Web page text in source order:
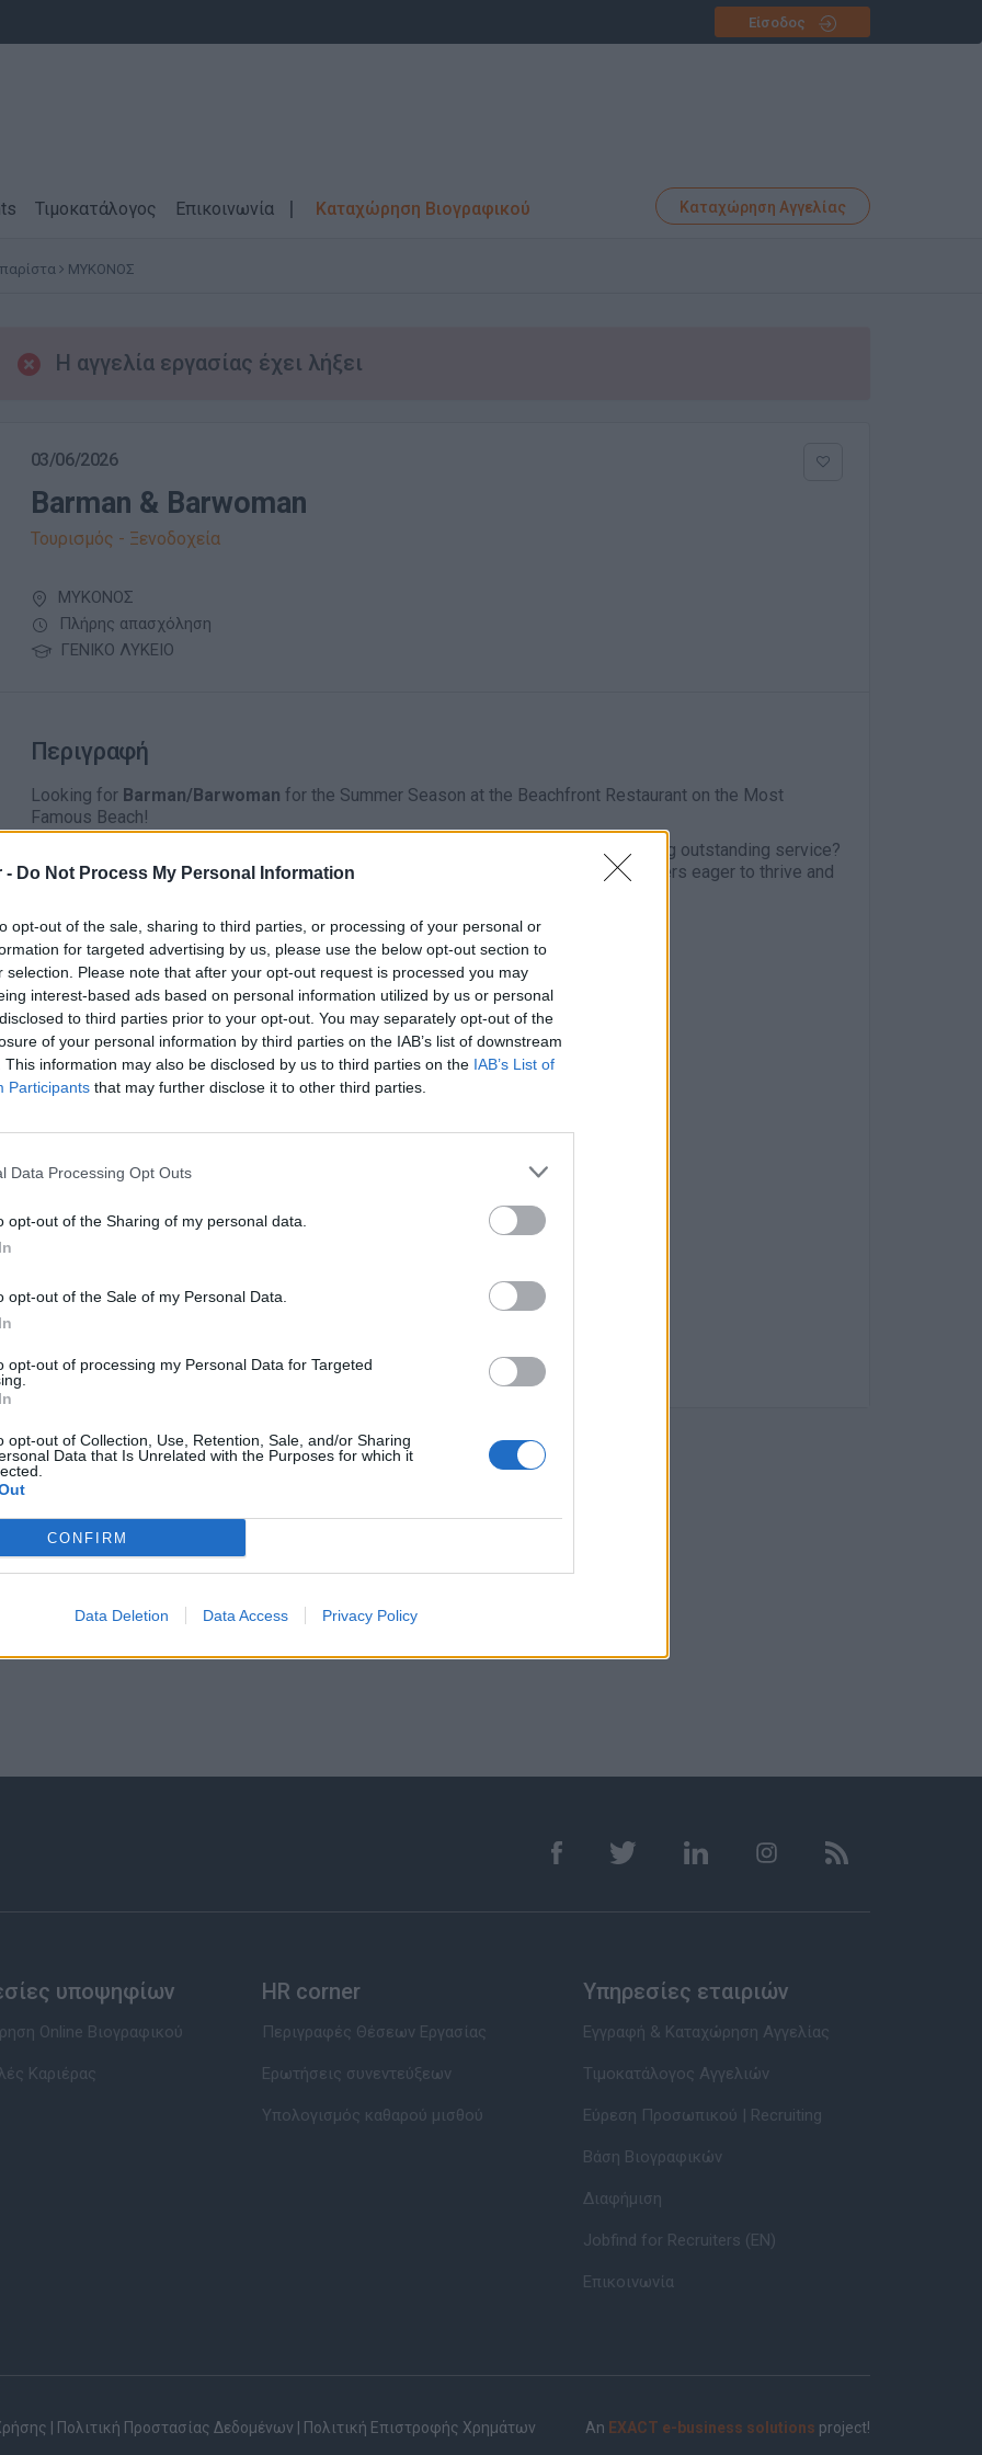
- Do Not Process My Personal Information
opt-out of the sale, sharing to third parties, or processing of your personal or
for targeted advertising by us, please use the below opt-out section to
selection. Please note that after your opt-out request is processed you may
interest-based ads based on personal information utilized by us or personal
to third parties prior to your opt-out. You may separately opt-out of the
of your personal information by third parties on the IAB’s list of downstream
This information may also be disclosed by us to third parties on the IAB’s List of
Participants that may further disclose it to other third parties.
Data Processing Opt Outs
opt-out of the Sharing of my personal data.
opt-out of the Sale of my Personal Data.
opt-out of processing my Personal Data for Targeted
opt-out of Collection, Use, Retention, Sale, and/or Sharing
Data that Is Unrelated with the Purposes for which it
CONFIRM
Data Deletion Data Access Privacy Policy
Είσοδος
Τιμοκατάλογος Επικοινωνία Καταχώρηση Βιογραφικού Καταχώρηση Αγγελίας
ΜΥΚΟΝΟΣ
Η αγγελία εργασίας έχει λήξει
03/06/2026
Barman & Barwoman
Τουρισμός - Ξενοδοχεία
ΜΥΚΟΝΟΣ
Πλήρης απασχόληση
ΓΕΝΙΚΟ ΛΥΚΕΙΟ
Περιγραφή
Looking for Barman/Barwoman for the Summer Season at the Beachfront Restaurant on the Most
Famous Beach!
Is ensuring guest happiness your top focus? Have you honed your skills in providing outstanding service?
Are you prepared for a fresh, daily adventure? We're on the lookout for team members eager to thrive and
Απαραίτητα Προσόντα
Required Skills:
Proven experience as a bartender and barista
Extensive knowledge of cocktails, beverages, and mixology
Dignified command of both English and Greek language is essential
Παροχές
Accommodation
Competitive salary
υποψηφίων
Online Βιογραφικού
Καριέρας
HR corner
Περιγραφές Θέσεων Εργασίας
Ερωτήσεις συνεντεύξεων
Υπολογισμός καθαρού μισθού
Υπηρεσίες εταιριών
Εγγραφή & Καταχώρηση Αγγελίας
Τιμοκατάλογος Αγγελιών
Εύρεση Προσωπικού | Recruiting
Βάση Βιογραφικών
Διαφήμιση
Jobfind for Recruiters (EN)
Επικοινωνία
Πολιτική Προστασίας Δεδομένων Πολιτική Επιστροφής Χρημάτων An EXACT e-business solutions project!